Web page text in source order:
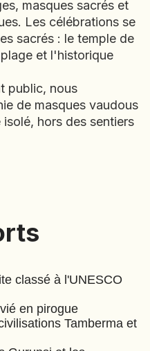
(A198_2027
masques sacrés et
Les célébrations se
sacrés : le temple de
et l'historique
public, nous
de masques vaudous
hors des sentiers
classé à l'UNESCO
en pirogue
Tamberma et